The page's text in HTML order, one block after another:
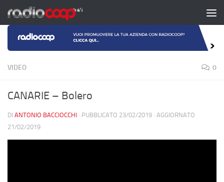
Salta al contenuto
VIDEO 0
CANARIE – Bolero
DI ANTONIO BACCIOCCHI · PUBBLICATO 23/02/2019 · AGGIORNATO
21/02/2019